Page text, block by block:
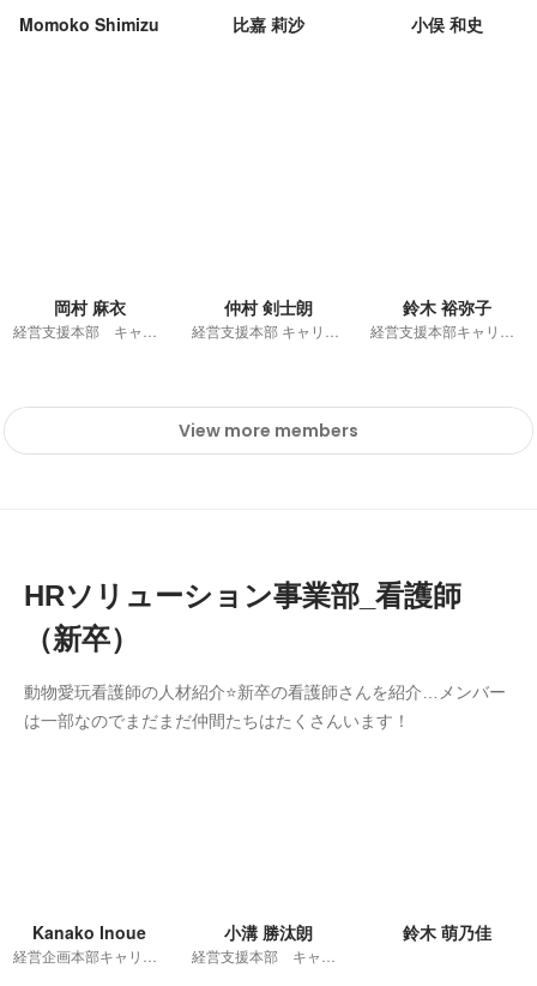
Momoko Shimizu 比嘉 莉沙 小俣 和史
岡村 麻衣 仲村 剣士朗 鈴木 裕弥子
View more members
HRソリューション事業部_看護師
（新卒）
動物愛玩看護師の人材紹介⭐新卒の看護師さんを紹介…メンバー
は一部なのでまだまだ仲間たちはたくさんいます！
Kanako Inoue 小溝 勝汰朗 鈴木 萌乃佳